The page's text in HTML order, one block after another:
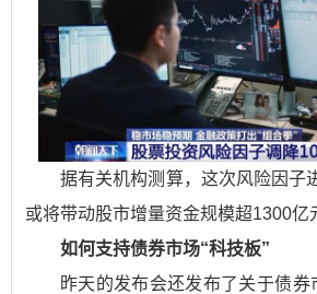
据有关机构测算，这次风险因子
或将带动股市增量资金规模超1300亿
如何支持债券市场“科技板”
昨天的发布会还发布了关于债券